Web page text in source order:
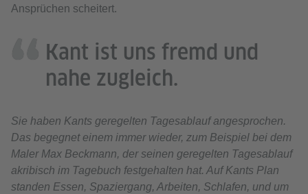
Ansprüchen scheitert.
Kant ist uns fremd und
nahe zugleich.
Sie haben Kants geregelten Tagesablauf angesprochen.
Das begegnet einem immer wieder, zum Beispiel bei dem
Maler Max Beckmann, der seinen geregelten Tagesablauf
akribisch im Tagebuch festgehalten hat. Auf Kants Plan
standen Essen, Spaziergang, Arbeiten, Schlafen, und um